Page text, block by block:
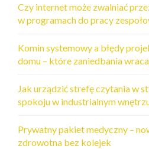
Czy internet może zwalniać
w programach do pracy
Komin systemowy a błędy
domu – które zaniedbania
Jak urządzić strefę czytania w
spokoju w industrialnym
Prywatny pakiet medyczny –
zdrowotna bez kolejek